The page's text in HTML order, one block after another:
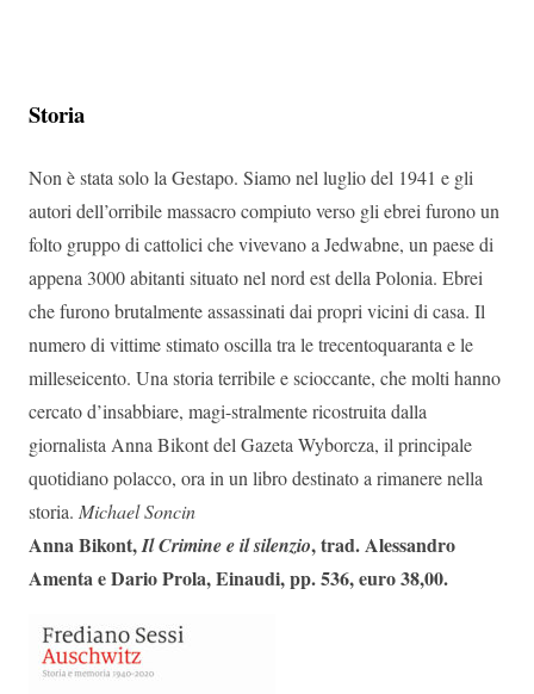
Storia
Non è stata solo la Gestapo. Siamo nel luglio del 1941 e gli
autori dell’orribile massacro compiuto verso gli ebrei furono un
folto gruppo di cattolici che vivevano a Jedwabne, un paese di
appena 3000 abitanti situato nel nord est della Polonia. Ebrei
che furono brutalmente assassinati dai propri vicini di casa. Il
numero di vittime stimato oscilla tra le trecentoquaranta e le
milleseicento. Una storia terribile e scioccante, che molti hanno
cercato d’insabbiare, magi-stralmente ricostruita dalla
giornalista Anna Bikont del Gazeta Wyborcza, il principale
quotidiano polacco, ora in un libro destinato a rimanere nella
storia. Michael Soncin
Anna Bikont,Il Crimine e il silenzio, trad. Alessandro
Amenta e Dario Prola, Einaudi, pp. 536, euro 38,00.